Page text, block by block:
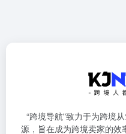
“跨境导航"致力于为跨境
源，旨在成为跨境卖家的